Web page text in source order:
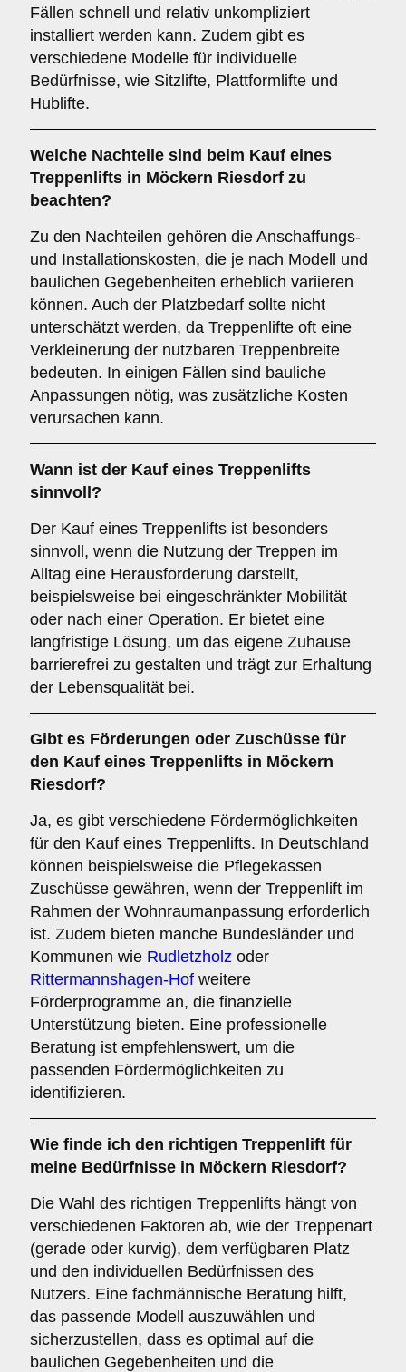
Fällen schnell und relativ unkompliziert
installiert werden kann. Zudem gibt es
verschiedene Modelle für individuelle
Bedürfnisse, wie Sitzlifte, Plattformlifte und
Hublifte.
Welche Nachteile sind beim Kauf eines
Treppenlifts in Möckern Riesdorf zu
beachten?
Zu den Nachteilen gehören die Anschaffungs-
und Installationskosten, die je nach Modell und
baulichen Gegebenheiten erheblich variieren
können. Auch der Platzbedarf sollte nicht
unterschätzt werden, da Treppenlifte oft eine
Verkleinerung der nutzbaren Treppenbreite
bedeuten. In einigen Fällen sind bauliche
Anpassungen nötig, was zusätzliche Kosten
verursachen kann.
Wann ist der Kauf eines Treppenlifts
sinnvoll?
Der Kauf eines Treppenlifts ist besonders
sinnvoll, wenn die Nutzung der Treppen im
Alltag eine Herausforderung darstellt,
beispielsweise bei eingeschränkter Mobilität
oder nach einer Operation. Er bietet eine
langfristige Lösung, um das eigene Zuhause
barrierefrei zu gestalten und trägt zur Erhaltung
der Lebensqualität bei.
Gibt es Förderungen oder Zuschüsse für
den Kauf eines Treppenlifts in Möckern
Riesdorf?
Ja, es gibt verschiedene Fördermöglichkeiten
für den Kauf eines Treppenlifts. In Deutschland
können beispielsweise die Pflegekassen
Zuschüsse gewähren, wenn der Treppenlift im
Rahmen der Wohnraumanpassung erforderlich
ist. Zudem bieten manche Bundesländer und
Kommunen wie Rudletzholz oder
Rittermannshagen-Hof weitere
Förderprogramme an, die finanzielle
Unterstützung bieten. Eine professionelle
Beratung ist empfehlenswert, um die
passenden Fördermöglichkeiten zu
identifizieren.
Wie finde ich den richtigen Treppenlift für
meine Bedürfnisse in Möckern Riesdorf?
Die Wahl des richtigen Treppenlifts hängt von
verschiedenen Faktoren ab, wie der Treppenart
(gerade oder kurvig), dem verfügbaren Platz
und den individuellen Bedürfnissen des
Nutzers. Eine fachmännische Beratung hilft,
das passende Modell auszuwählen und
sicherzustellen, dass es optimal auf die
baulichen Gegebenheiten und die